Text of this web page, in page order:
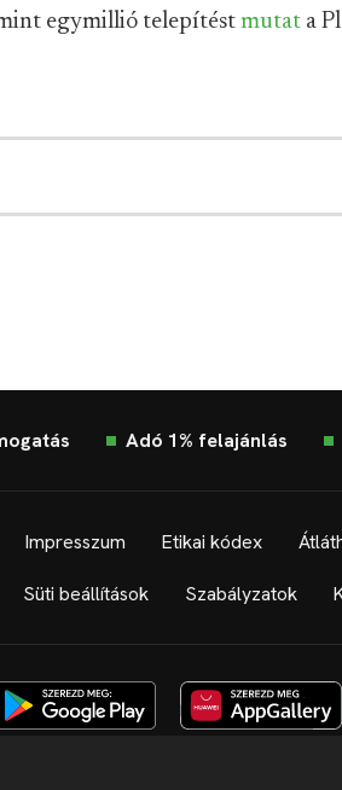
egymillió telepítést mutat a
Adó 1% felajánlás
Impresszum Etikai kódex
Süti beállítások Szabályzatok